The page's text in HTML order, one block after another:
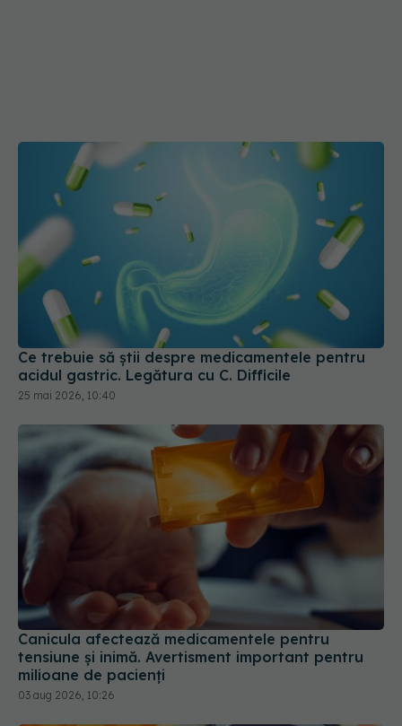
Ce trebuie să știi despre medicamentele pentru
acidul gastric. Legătura cu C. Difficile
25 mai 2026, 10:40
Canicula afectează medicamentele pentru
tensiune și inimă. Avertisment important pentru
milioane de pacienți
03 aug 2026, 10:26